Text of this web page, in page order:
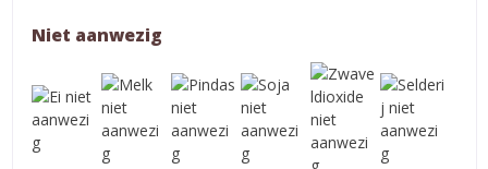
Niet aanwezig